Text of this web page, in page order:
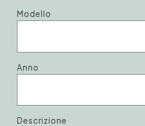
Modello
Anno
Descrizione